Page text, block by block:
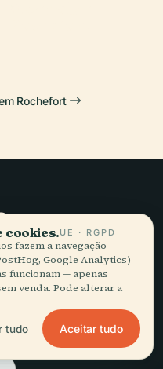
Rochefort
Juntar-se
cookies.UE · RGPD
fazem a navegação
Google Analytics)
funcionam — apenas
venda. Pode alterar a
tudo Aceitar tudo